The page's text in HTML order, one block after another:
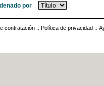
por
contratación :: Política de privacidad ::